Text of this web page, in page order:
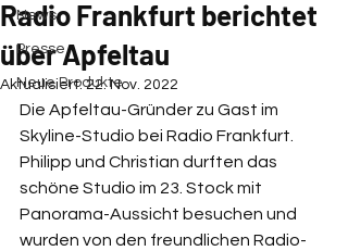
News
Presse
Neue Produkte
Radio Frankfurt berichtet
über Apfeltau
Aktualisiert:22. Nov. 2022
Die Apfeltau-Gründer zu Gast im
Skyline-Studio bei Radio Frankfurt.
Philipp und Christian durften das
schöne Studio im 23. Stock mit
Panorama-Aussicht besuchen und
wurden von den freundlichen Radio-